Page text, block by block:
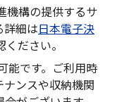
機構の提供するサ
詳細は日本電子決
ださい。
能です。ご利用時
ンスや収納機関